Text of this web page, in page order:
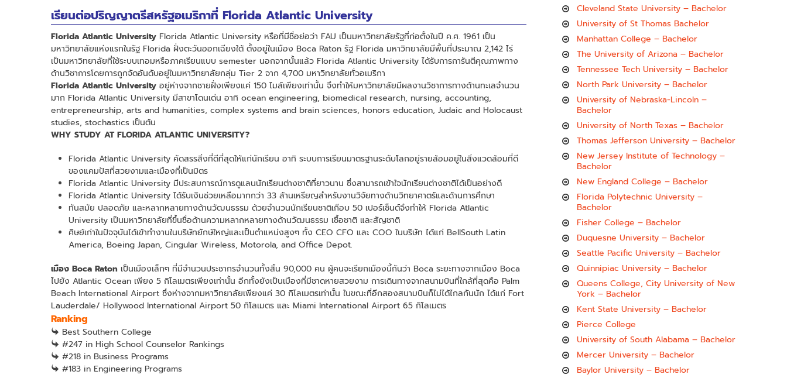
เรียนต่อปริญญาตรีสหรัฐอเมริกาที่ Florida Atlantic University
Florida Atlantic University Florida Atlantic University หรือที่มีชื่อย่อว่า FAU เป็นมหาวิทยาลัยรัฐที่ก่อตั้งในปี ค.ศ. 1961 เป็น
มหาวิทยาลัยแห่งแรกในรัฐ Florida ฝั่งตะวันออกเฉียงใต้ ตั้งอยู่ในเมือง Boca Raton รัฐ Florida มหาวิทยาลัยมีพื้นที่ประมาณ 2,142 ไร่
เป็นมหาวิทยาลัยที่ใช้ระบบเทอมหรือภาคเรียนแบบ semester นอกจากนั้นแล้ว Florida Atlantic University ได้รับการการันตีคุณภาพทาง
ด้านวิชาการโดยการถูกจัดอันดับอยู่ในมหาวิทยาลัยกลุ่ม Tier 2 จาก 4,700 มหาวิทยาลัยทั่วอเมริกา
Florida Atlantic University อยู่ห่างจากชายฝั่งเพียงแค่ 150 ไมล์เพียงเท่านั้น จึงทำให้มหาวิทยาลัยมีผลงานวิชาการทางด้านทะเลจำนวน
มาก Florida Atlantic University มีสาขาโดนเด่น อาทิ ocean engineering, biomedical research, nursing, accounting,
entrepreneurship, arts and humanities, complex systems and brain sciences, honors education, Judaic and Holocaust
studies, stochastics เป็นต้น
WHY STUDY AT FLORIDA ATLANTIC UNIVERSITY?
Florida Atlantic University คัดสรรสิ่งที่ดีที่สุดให้แก่นักเรียน อาทิ ระบบการเรียนมาตรฐานระดับโลกอยู่รายล้อมอยู่ในสิ่งแวดล้อมที่ดี
ของแคมปัสที่สวยงามและเมืองที่เป็นมิตร
Florida Atlantic University มีประสบการณ์การดูแลนนักเรียนต่างชาติที่ยาวนาน ซึ่งสามารถเข้าใจนักเรียนต่างชาติได้เป็นอย่างดี
Florida Atlantic University ได้รับเงินช่วยเหลือมากกว่า 33 ล้านเหรียญสำหรับงานวิจัยทางด้านวิทยาศาตร์และด้านการศึกษา
ทันสมัย ปลอดภัย และหลากหลายทางด้านวัฒนธรรม ด้วยจำนวนนักเรียนชาติเกือบ 50 เปอร์เซ็นต์จึงทำให้ Florida Atlantic
University เป็นมหาวิทยาลัยที่ขึ้นชื่อด้านความหลากหลายทางด้านวัฒนธรรม เชื้อชาติ และสัญชาติ
ศิษย์เก่าในปัจจุบันได้เข้าทำงานในบริษัทยักษ์ใหญ่และเป็นตำแหน่งสูงๆ ทั้ง CEO CFO และ COO ในบริษัท ได้แก่ BellSouth Latin
America, Boeing Japan, Cingular Wireless, Motorola, and Office Depot.
เมือง Boca Raton เป็นเมืองเล็กๆ ที่มีจำนวนประชากรจำนวนทั้งสิ้น 90,000 คน ผู้คนจะเรียกเมืองนี้กันว่า Boca ระยะทางจากเมือง Boca
ไปยัง Atlantic Ocean เพียง 5 กิโลเมตรเพียงเท่านั้น อีกทั้งยังเป็นเมืองที่มีชาดหายสวยงาม การเดินทางจากสนามบินที่ใกล้ที่สุดคือ Palm
Beach International Airport ซึ่งห่างจากมหาวิทยาลัยเพียงแค่ 30 กิโลเมตรเท่านั้น ในขณะที่อีกสองสนามบินก็ไม่ได้ไกลกันนัก ได้แก่ Fort
Lauderdale/ Hollywood International Airport 50 กิโลเมตร และ Miami International Airport 65 กิโลเมตร
Ranking
Best Southern College
#247 in High School Counselor Rankings
#218 in Business Programs
#183 in Engineering Programs
Cleveland State University – Bachelor
University of St Thomas Bachelor
Manhattan College – Bachelor
The University of Arizona – Bachelor
Tennessee Tech University – Bachelor
North Park University – Bachelor
University of Nebraska-Lincoln –
Bachelor
University of North Texas – Bachelor
Thomas Jefferson University – Bachelor
New Jersey Institute of Technology –
Bachelor
New England College – Bachelor
Florida Polytechnic University –
Bachelor
Fisher College – Bachelor
Duquesne University – Bachelor
Seattle Pacific University – Bachelor
Quinnipiac University – Bachelor
Queens College, City University of New
York – Bachelor
Kent State University – Bachelor
Pierce College
University of South Alabama – Bachelor
Mercer University – Bachelor
Baylor University – Bachelor